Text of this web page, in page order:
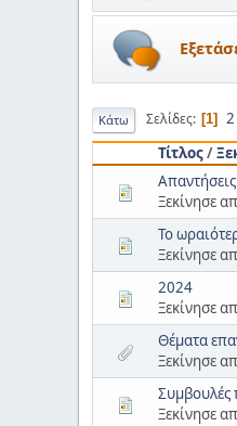
Κάτω Σελίδες 1
2
Τίτλος/
Ξεκίνησε
Το
Ξεκίνησε
2024
Ξεκίνησε
Θέματα
Ξεκίνησε
Συμβουλές
Ξεκίνησε